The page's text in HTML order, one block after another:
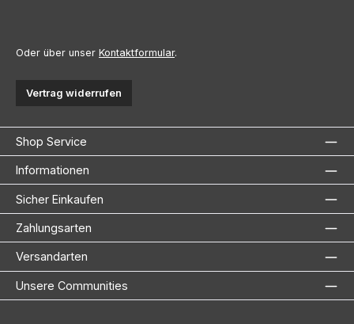
Oder über unser Kontaktformular.
Vertrag widerrufen
Shop Service
Informationen
Sicher Einkaufen
Zahlungsarten
Versandarten
Unsere Communities